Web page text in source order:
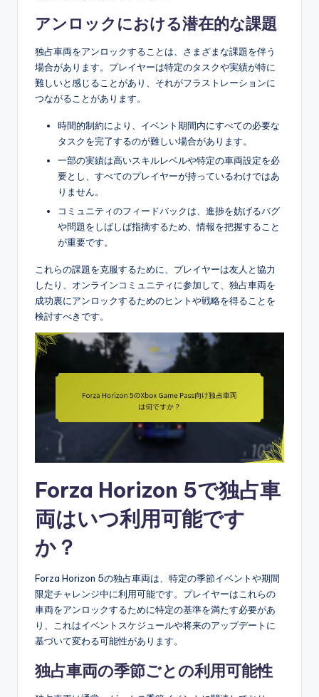
アンロックにおける潜在的な課題
独占車両をアンロックすることは、さまざまな課題を伴う
場合があります。プレイヤーは特定のタスクや実績が特に
難しいと感じることがあり、それがフラストレーションに
つながることがあります。
時間的制約により、イベント期間内にすべての必要な
タスクを完了するのが難しい場合があります。
一部の実績は高いスキルレベルや特定の車両設定を必
要とし、すべてのプレイヤーが持っているわけではあ
りません。
コミュニティのフィードバックは、進捗を妨げるバグ
や問題をしばしば指摘するため、情報を把握すること
が重要です。
これらの課題を克服するために、プレイヤーは友人と協力
したり、オンラインコミュニティに参加して、独占車両を
成功裏にアンロックするためのヒントや戦略を得ることを
検討すべきです。
Forza Horizon 5で独占車
両はいつ利用可能です
か？
Forza Horizon 5の独占車両は、特定の季節イベントや期間
限定チャレンジ中に利用可能です。プレイヤーはこれらの
車両をアンロックするために特定の基準を満たす必要があ
り、これはイベントスケジュールや将来のアップデートに
基づいて変わる可能性があります。
独占車両の季節ごとの利用可能性